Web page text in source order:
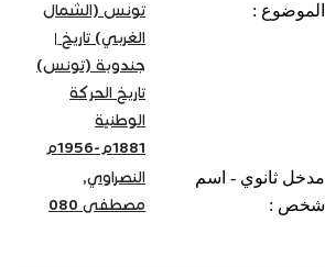
الموضوع :
تونس (الشمال
الغربي) تاريخ |
جندوبة (تونس)
تاريخ الحركة
الوطنية
1881م-1956م
مدخل ثانوي - اسم
شخص :
النصراوي,
مصطفى 080